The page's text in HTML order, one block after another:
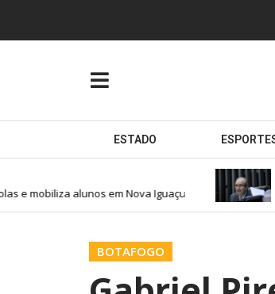
ESTADO
mobiliza alunos em Nova Iguaçu
BOTAFOGO